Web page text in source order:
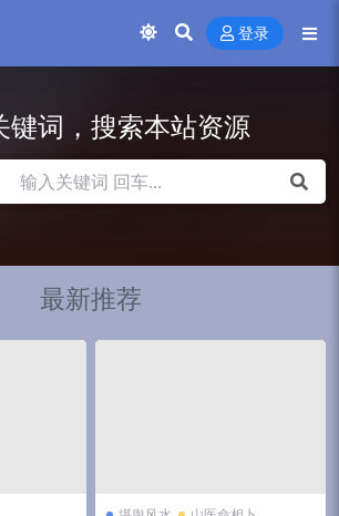
登录
键词，搜索本站资源
最新推荐